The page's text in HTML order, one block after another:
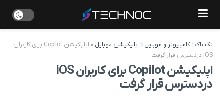
تک ناک»کامپیوتر و موبایل » اپلیکیشن موبایل »
اپلیکیشن Copilot برای کاربران
iOS در‌دسترس قرار گرفت
اپلیکیشن Copilot برای کاربران iOS
در‌دسترس قرار گرفت